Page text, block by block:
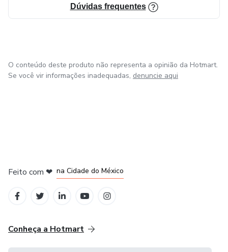
Dúvidas frequentes
O conteúdo deste produto não representa a opinião da Hotmart.
Se você vir informações inadequadas, denuncie aqui
Feito com ❤ na Cidade do México
Conheça a Hotmart